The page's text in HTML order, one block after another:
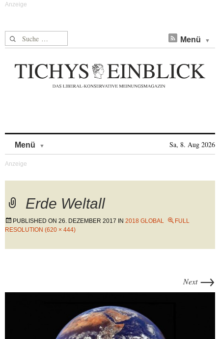
Suche nach: Menü
Menü Sa, 8. Aug 2026
Erde Weltall
PUBLISHED ON 26. DEZEMBER 2017 IN 2018 GLOBAL
FULL
RESOLUTION (620 × 444)
Next →